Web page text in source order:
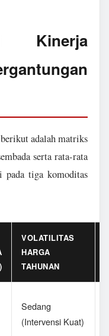
Kinerja
adalah matriks
serta rata-rata
pada tiga komoditas
VOLATILITAS
HARGA
TAHUNAN
Sedang
(Intervensi Kuat)